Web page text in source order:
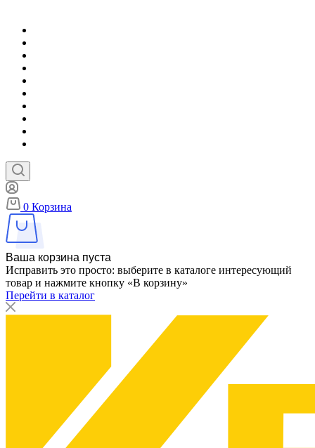
0 Корзина
Ваша корзина пуста
Исправить это просто: выберите в каталоге интересующий
товар и нажмите кнопку «В корзину»
Перейти в каталог